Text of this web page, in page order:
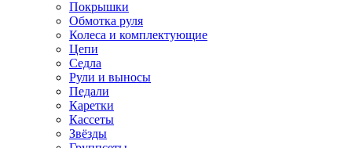
Покрышки
Обмотка руля
Колеса и комплектующие
Цепи
Седла
Рули и выносы
Педали
Каретки
Кассеты
Звёзды